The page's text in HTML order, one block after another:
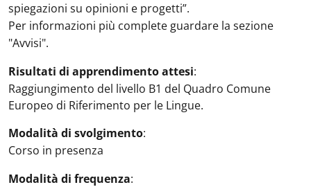
spiegazioni su opinioni e progetti”.
Per informazioni più complete guardare la sezione
"Avvisi".
Risultati di apprendimento attesi:
Raggiungimento del livello B1 del Quadro Comune
Europeo di Riferimento per le Lingue.
Modalità di svolgimento:
Corso in presenza
Modalità di frequenza: